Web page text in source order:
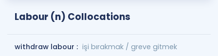
Labour (n) Collocations
withdraw labour : işi bırakmak / greve gitmek